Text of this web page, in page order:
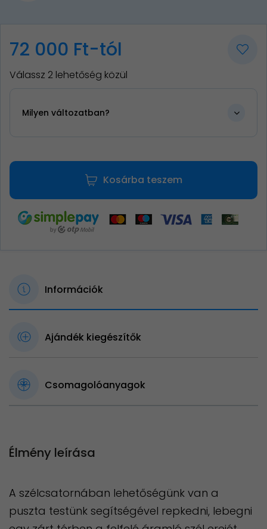
72 000 Ft-tól
Válassz 2 lehetőség közül
Milyen változatban?
Kosárba teszem
Információk
Ajándék kiegészítők
Csomagolóanyagok
Élmény leírása
A szélcsatornában lehetőségünk van a
puszta testünk segítségével repkedni, lebegni